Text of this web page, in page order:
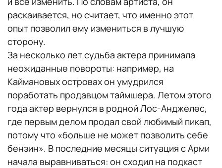
раскаивается, но считает, что именно этот
опыт позволил ему измениться в лучшую
сторону.
За несколько лет судьба актера принимала
неожиданные повороты: например, на
Каймановых островах он умудрился
поработать продавцом таймшера. Летом этого
года актер вернулся в родной Лос-Анджелес,
где первым делом продал свой любимый пикап,
потому что «больше не может позволить себе
бензин». В последние месяцы ситуация с Арми
начала выравниваться: он сходил на подкаст